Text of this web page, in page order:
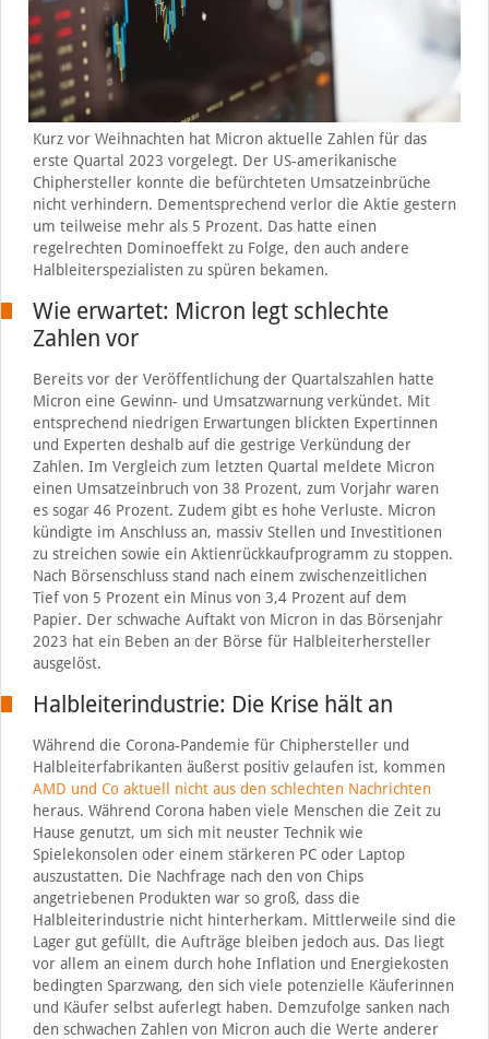
Kurz vor Weihnachten hat Micron aktuelle Zahlen für das
erste Quartal 2023 vorgelegt. Der US-amerikanische
Chiphersteller konnte die befürchteten Umsatzeinbrüche
nicht verhindern. Dementsprechend verlor die Aktie gestern
um teilweise mehr als 5 Prozent. Das hatte einen
regelrechten Dominoeffekt zu Folge, den auch andere
Halbleiterspezialisten zu spüren bekamen.
Wie erwartet: Micron legt schlechte
Zahlen vor
Bereits vor der Veröffentlichung der Quartalszahlen hatte
Micron eine Gewinn- und Umsatzwarnung verkündet. Mit
entsprechend niedrigen Erwartungen blickten Expertinnen
und Experten deshalb auf die gestrige Verkündung der
Zahlen. Im Vergleich zum letzten Quartal meldete Micron
einen Umsatzeinbruch von 38 Prozent, zum Vorjahr waren
es sogar 46 Prozent. Zudem gibt es hohe Verluste. Micron
kündigte im Anschluss an, massiv Stellen und Investitionen
zu streichen sowie ein Aktienrückkaufprogramm zu stoppen.
Nach Börsenschluss stand nach einem zwischenzeitlichen
Tief von 5 Prozent ein Minus von 3,4 Prozent auf dem
Papier. Der schwache Auftakt von Micron in das Börsenjahr
2023 hat ein Beben an der Börse für Halbleiterhersteller
ausgelöst.
Halbleiterindustrie: Die Krise hält an
Während die Corona-Pandemie für Chiphersteller und
Halbleiterfabrikanten äußerst positiv gelaufen ist, kommen
AMD und Co aktuell nicht aus den schlechten Nachrichten
heraus. Während Corona haben viele Menschen die Zeit zu
Hause genutzt, um sich mit neuster Technik wie
Spielekonsolen oder einem stärkeren PC oder Laptop
auszustatten. Die Nachfrage nach den von Chips
angetriebenen Produkten war so groß, dass die
Halbleiterindustrie nicht hinterherkam. Mittlerweile sind die
Lager gut gefüllt, die Aufträge bleiben jedoch aus. Das liegt
vor allem an einem durch hohe Inflation und Energiekosten
bedingten Sparzwang, den sich viele potenzielle Käuferinnen
und Käufer selbst auferlegt haben. Demzufolge sanken nach
den schwachen Zahlen von Micron auch die Werte anderer